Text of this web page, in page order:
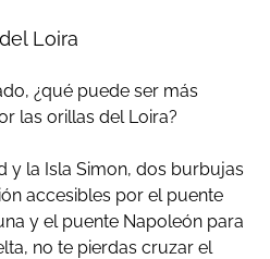
Loira
¿qué puede ser más
las orillas del Loira?
y la Isla Simon, dos burbujas
accesibles por el puente
y el puente Napoleón para
no te pierdas cruzar el